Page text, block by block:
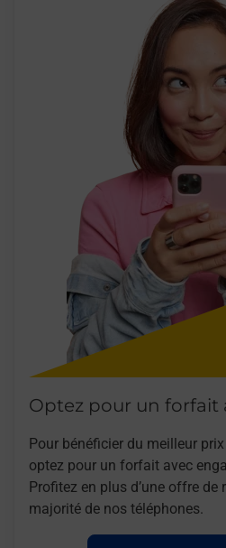
Optez pour un forfait
Pour bénéficier du meilleur
optez pour un forfait avec
Profitez en plus d’une offre de
majorité de nos téléphones.